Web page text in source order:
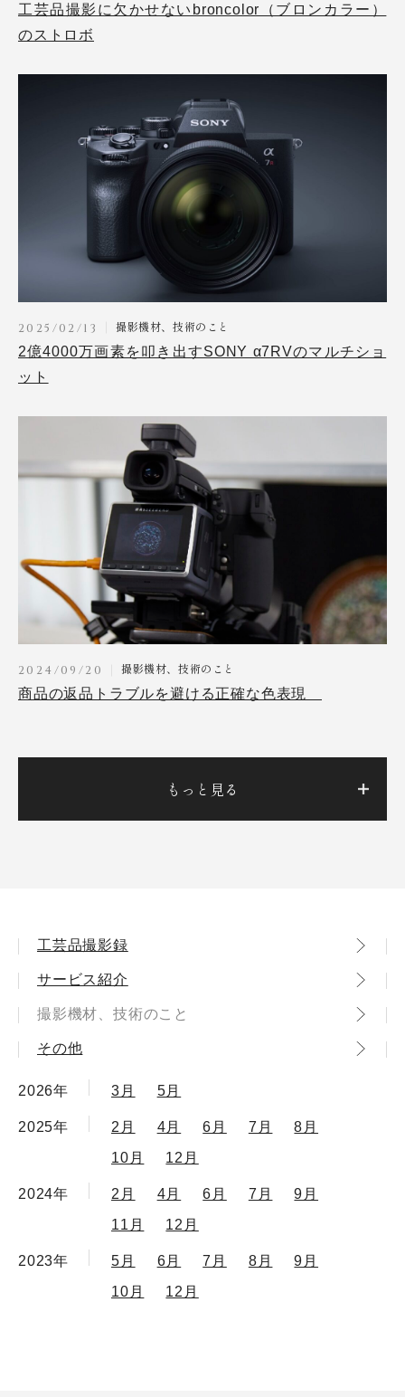
工芸品撮影録
サービス紹介
撮影機材、技術のこと
その他
2026年 3月 5月
2025年 2月 4月 6月 7月
8月
10月
12月
2024年 2月 4月 6月 7月
9月
11月
12月
2023年 5月 6月 7月 8月
9月
10月
12月
工芸品撮影に欠かせないbroncolor（ブロンカラー）
のストロボ
2025/02/13
撮影機材、技術のこと
2億4000万画素を叩き出すSONY α7RVのマルチショ
ット
2024/09/20
撮影機材、技術のこと
商品の返品トラブルを避ける正確な色表現
もっと見る